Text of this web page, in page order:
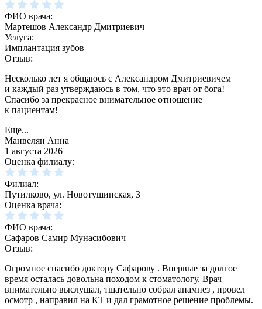
ФИО врача:
Мартешов Александр Дмитриевич
Услуга:
Имплантация зубов
Отзыв:
Несколько лет я общаюсь с Александром Дмитриевичем
и каждый раз утверждаюсь в том, что это врач от бога!
Спасибо за прекрасное внимательное отношение
к пациентам!
Еще...
Манвелян Анна
1 августа 2026
Оценка филиалу:
Филиал:
Путилково, ул. Новотушинская, 3
Оценка врача:
ФИО врача:
Сафаров Самир Мунасибович
Отзыв:
Огромное спасибо доктору Сафарову . Впервые за долгое
время осталась довольна походом к стоматологу. Врач
внимательно выслушал, тщательно собрал анамнез , провел
осмотр , направил на КТ и дал грамотное решение проблемы.